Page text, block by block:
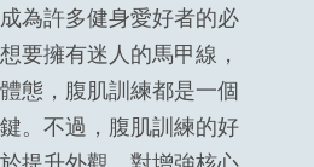
為許多健身愛好者的必
要擁有迷人的馬甲線，
態，腹肌訓練都是一個
。不過，腹肌訓練的好